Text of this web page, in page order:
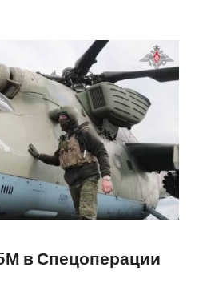
в Спецоперации